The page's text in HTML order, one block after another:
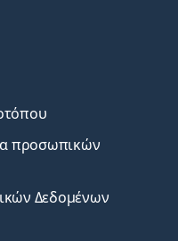
προσωπικών
Δεδομένων